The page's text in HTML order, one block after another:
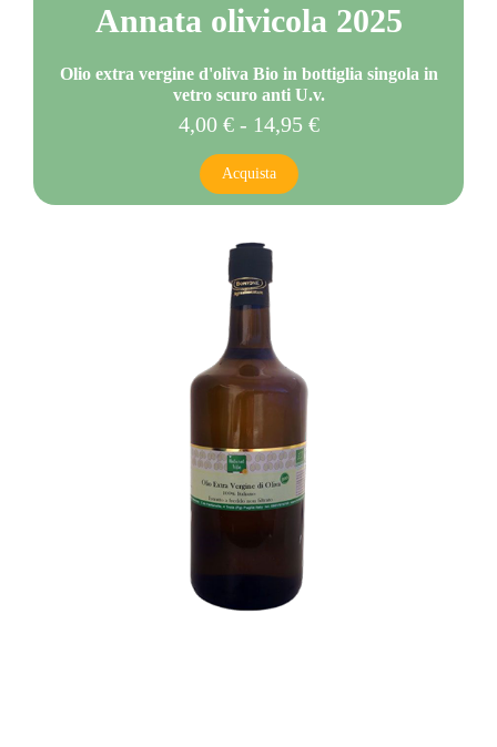
Annata olivicola 2025
Olio extra vergine d'oliva Bio in bottiglia singola in
vetro scuro anti U.v.
4,00 € - 14,95 €
Acquista